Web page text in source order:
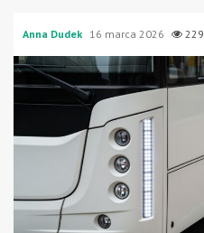
Anna Dudek 16 marca 2026 229